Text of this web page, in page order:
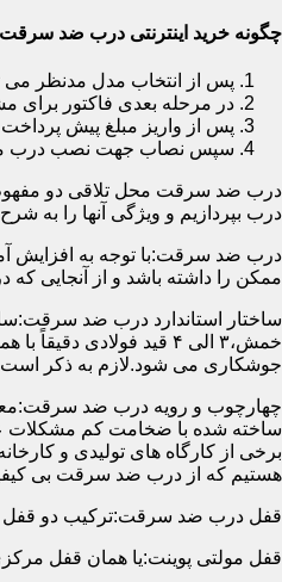
چگونه خرید اینترنتی درب ضد سرقت
پس از انتخاب مدل مدنظر
در مرحله بعدی فاکتور برای
پس از واریز مبلغ پیش
سپس نصاب جهت نصب درب
درب ضد سرقت محل تلاقی دو مفهوم
درب بپردازیم و ویژگی آنها را به شرح
درب ضد سرقت:با توجه به افزایش
ممکن را داشته باشد و از آنجایی
ساختار استاندارد درب ضد
جوشکاری می شود.لازم به ذکر است
ساخته شده با ضخامت کم مشکلات
برخی از کارگاه های تولیدی و
هستیم که از درب ضد سرقت بی
قفل درب ضد سرقت:ترکیب دو قفل به صورت
قفل مولتی پوینت:یا همان قفل مرکزی،ترکیب ۳ تا ۵ قفل مجزا بوده که توسط یک میله یا اهرم به صورت یک پارچه عمل می کنند،قفل های مولتی پوینت وارداتی در